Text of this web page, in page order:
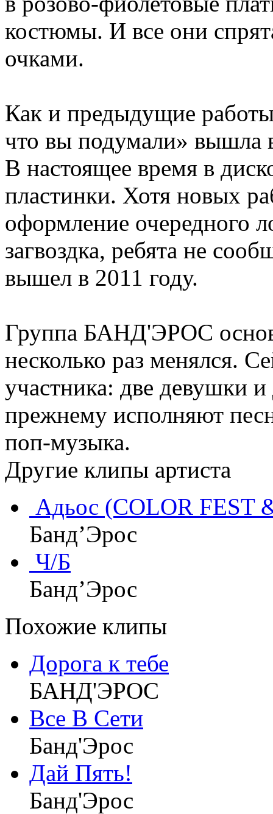
костюмы. И все они
очками.
Как и предыдущие
что вы подумали» вышла
В настоящее время в
пластинки. Хотя новых
оформление очередного
загвоздка, ребята не
вышел в 2011 году.
Группа БАНД'ЭРОС
несколько раз менялся.
участника: две девушки
прежнему исполняют
поп-музыка.
Другие клипы артиста
Адьос (COLOR FEST
Банд’Эрос
Ч/Б
Банд’Эрос
Похожие клипы
Дорога к тебе
БАНД'ЭРОС
Все В Сети
Банд'Эрос
Дай Пять!
Банд'Эрос